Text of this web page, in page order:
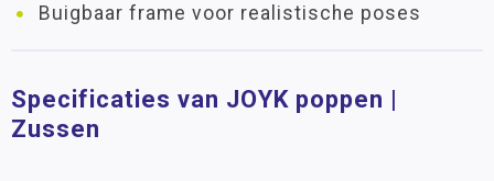
Buigbaar frame voor realistische poses
Specificaties van JOYK poppen |
Zussen